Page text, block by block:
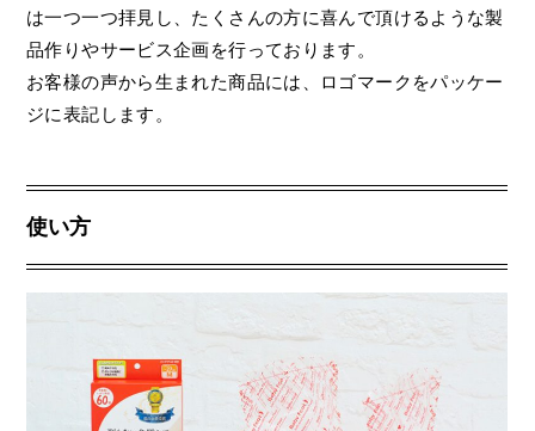
は一つ一つ拝見し、たくさんの方に喜んで頂けるような製
品作りやサービス企画を行っております。
お客様の声から生まれた商品には、ロゴマークをパッケー
ジに表記します。
使い方